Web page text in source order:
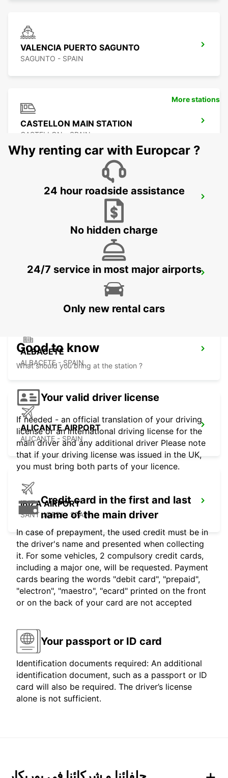
VALENCIA PUERTO SAGUNTO
SAGUNTO - SPAIN
CASTELLON MAIN STATION
CASTELLON - SPAIN
ALICANTE MAIN STATION
ALBACETE
ALBACETE - SPAIN
ALICANTE AIRPORT
ALICANTE - SPAIN
IBIZA AIRPORT
SANT JORDI - SPAIN
More stations
Why renting car with Europcar ?
24 hour roadside assistance
No hidden charge
24/7 service in most major airports
Only new rental cars
Good to know
What should you bring at the station ?
Your valid driver license
If needed - an official translation of your driving
license or an international driving license for the
main driver and any additional driver Please note
that if your driving license was issued in the UK,
you must bring both parts of your licence.
Credit card in the first and last
name of the main driver
In case of prepayment, the used credit must be in
the driver's name and presented when collecting
it. For some vehicles, 2 compulsory credit cards,
including a major one, will be requested. Payment
cards bearing the words "debit card", "prepaid",
"electron", "maestro", "ecard" printed on the front
or on the back of your card are not accepted
Your passport or ID card
Identification documents required: An additional
identification document, such as a passport or ID
card will also be required. The driver’s license
alone is not sufficient.